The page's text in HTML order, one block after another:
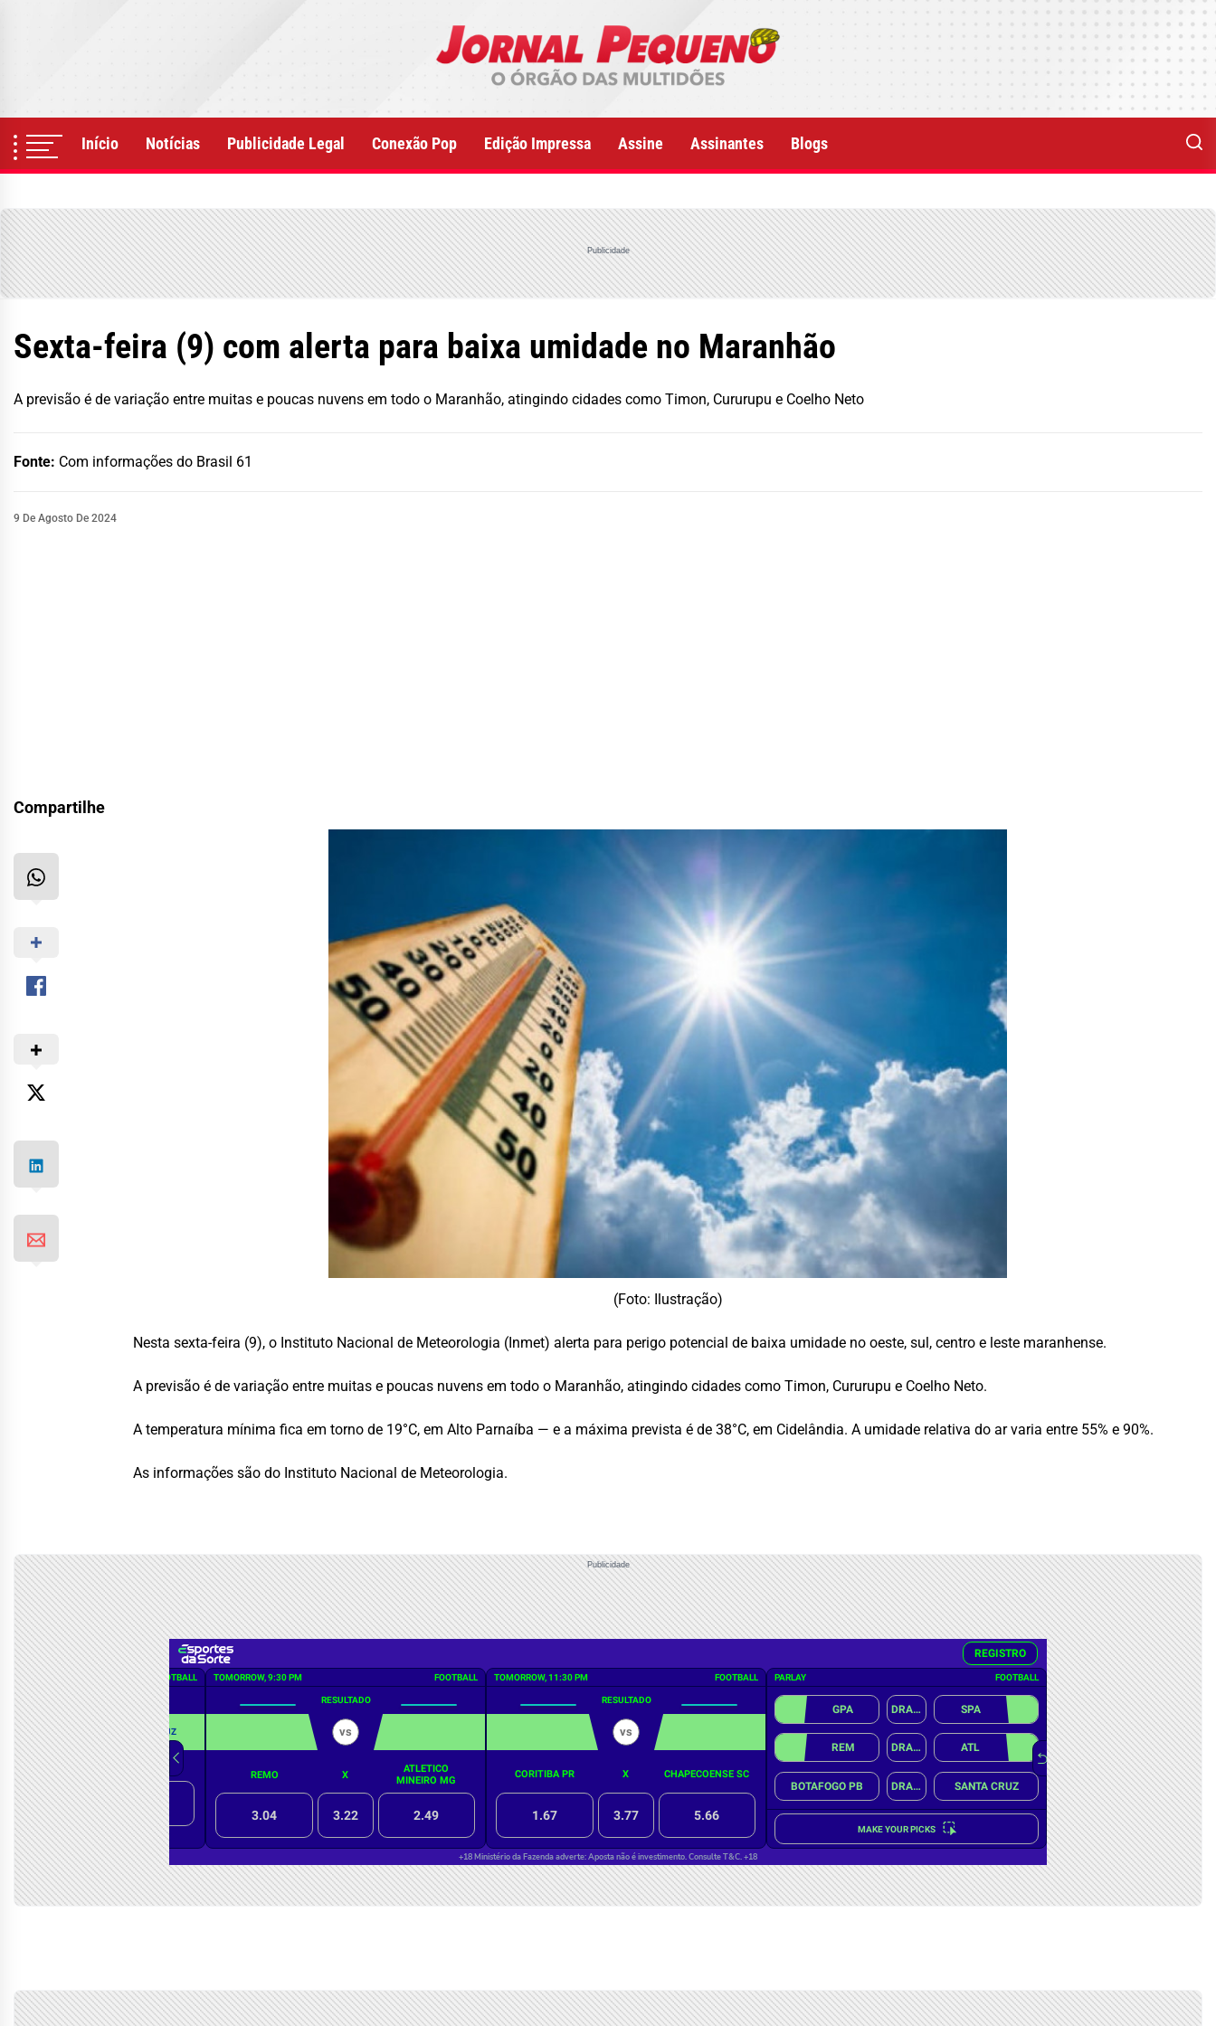
Início Notícias Publicidade Legal Conexão Pop Edição Impressa Assine Assinantes Blogs
Publicidade
Sexta-feira (9) com alerta para baixa umidade no Maranhão
A previsão é de variação entre muitas e poucas nuvens em todo o Maranhão, atingindo cidades como Timon, Cururupu e Coelho Neto
Fonte: Com informações do Brasil 61
9 De Agosto De 2024
Compartilhe
(Foto: Ilustração)
Nesta sexta-feira (9), o Instituto Nacional de Meteorologia (Inmet) alerta para perigo potencial de baixa umidade no oeste, sul, centro e leste maranhense.
A previsão é de variação entre muitas e poucas nuvens em todo o Maranhão, atingindo cidades como Timon, Cururupu e Coelho Neto.
A temperatura mínima fica em torno de 19°C, em Alto Parnaíba — e a máxima prevista é de 38°C, em Cidelândia. A umidade relativa do ar varia entre 55% e 90%.
As informações são do Instituto Nacional de Meteorologia.
Publicidade